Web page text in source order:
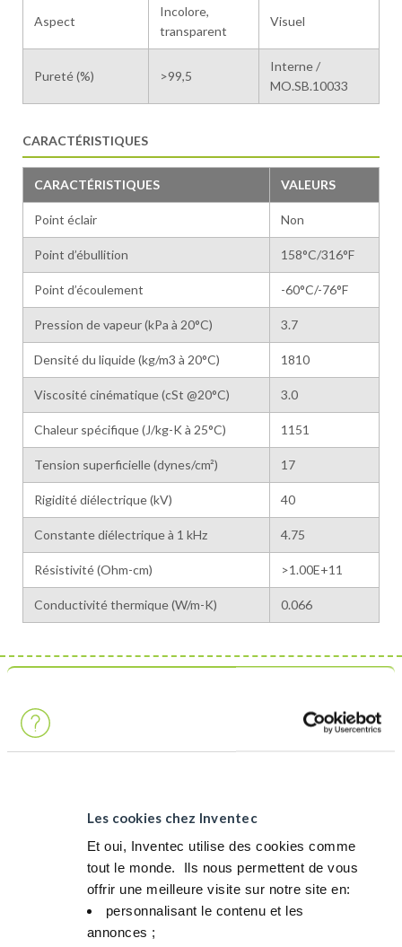
Les cookies chez Inventec
Et oui, Inventec utilise des cookies comme
tout le monde. ​ Ils nous permettent de vous
offrir une meilleure visite sur notre site en:​
personnalisant le contenu et les
annonces ;​
Aspect
Incolore,
transparent
Visuel
Pureté (%) >99,5
Interne /
MO.SB.10033
CARACTÉRISTIQUES
CARACTÉRISTIQUES VALEURS
Point éclair Non
Point d’ébullition 158°C/316°F
Point d’écoulement -60°C/-76°F
Pression de vapeur (kPa à 20°C) 3.7
Densité du liquide (kg/m3 à 20°C) 1810
Viscosité cinématique (cSt @20°C) 3.0
Chaleur spécifique (J/kg-K à 25°C) 1151
Tension superficielle (dynes/cm²) 17
Rigidité diélectrique (kV) 40
Constante diélectrique à 1 kHz 4.75
Résistivité (Ohm-cm) >1.00E+11
Conductivité thermique (W/m-K) 0.066
Il s'agit d'un produit
PRINCIPAUX CONTRIBUTEURS QUI RÉDUISENT L’IMPACT :
Ininflammable, pas de point d’éclair et pas de phrases de
dans l’équipement.
Non toxique, sans impact corrosif et sans phrases de risque